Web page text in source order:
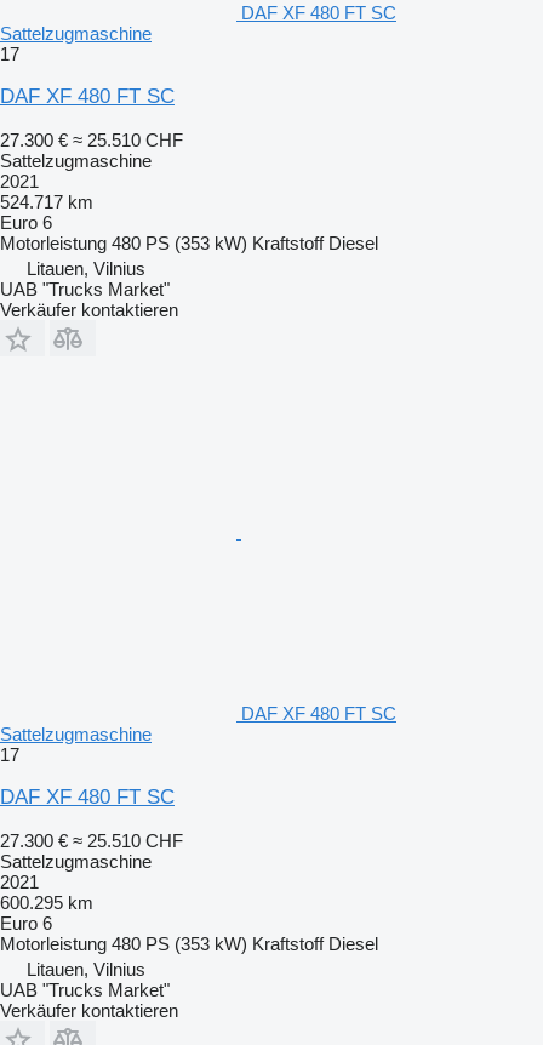
DAF XF 480 FT SC
Sattelzugmaschine
17
DAF XF 480 FT SC
27.300 € ≈ 25.510 CHF
Sattelzugmaschine
2021
524.717 km
Euro 6
Motorleistung 480 PS (353 kW) Kraftstoff Diesel
Litauen, Vilnius
UAB "Trucks Market"
Verkäufer kontaktieren
DAF XF 480 FT SC
Sattelzugmaschine
17
DAF XF 480 FT SC
27.300 € ≈ 25.510 CHF
Sattelzugmaschine
2021
600.295 km
Euro 6
Motorleistung 480 PS (353 kW) Kraftstoff Diesel
Litauen, Vilnius
UAB "Trucks Market"
Verkäufer kontaktieren